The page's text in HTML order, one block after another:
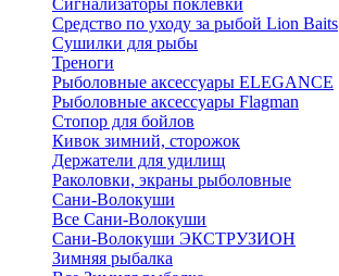
Сигнализаторы поклёвки
Средство по уходу за рыбой Lion Baits
Сушилки для рыбы
Треноги
Рыболовные аксессуары ELEGANCE
Рыболовные аксессуары Flagman
Стопор для бойлов
Кивок зимний, сторожок
Держатели для удилищ
Раколовки, экраны рыболовные
Сани-Волокуши
Все Сани-Волокуши
Сани-Волокуши ЭКСТРУЗИОН
Зимняя рыбалка